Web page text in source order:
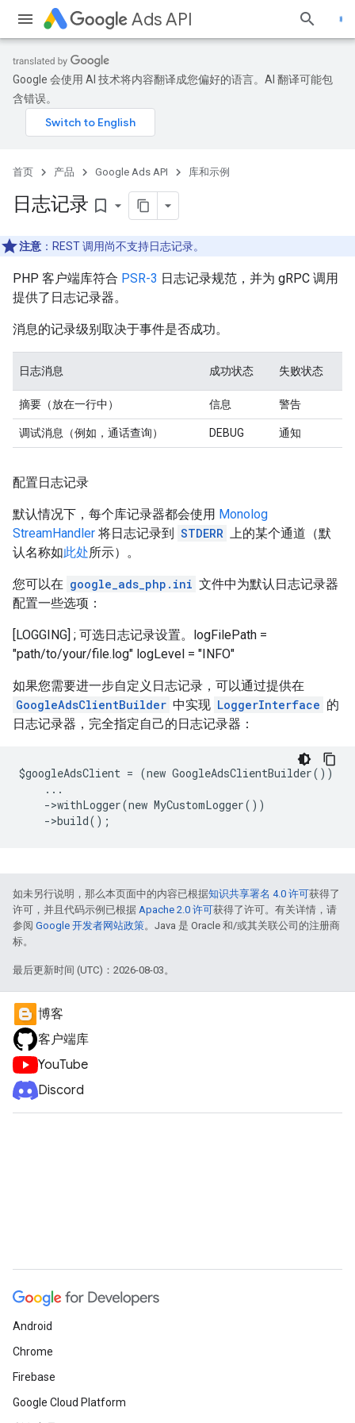
Ads API
Google 会使用 AI 技术将内容翻译成您偏好的语言。AI 翻译可能包
含错误。
首页 产品 Google Ads API 库和示例
日志记录 bookmark_border
注意 ：REST 调用尚不支持日志记录。
PHP 客户端库符合 PSR-3 日志记录规范，并为 gRPC 调用
提供了日志记录器。
消息的记录级别取决于事件是否成功。
日志消息 成功状态 失败状态
摘要（放在一行中） 信息 警告
调试消息（例如，通话查询） DEBUG 通知
配置日志记录
默认情况下，每个库记录器都会使用 Monolog
StreamHandler 将日志记录到 STDERR 上的某个通道（默
认名称如此处所示）。
您可以在 google_ads_php.ini 文件中为默认日志记录器
配置一些选项：
[LOGGING] ; 可选日志记录设置。logFilePath =
"path/to/your/file.log" logLevel = "INFO"
如果您需要进一步自定义日志记录，可以通过提供在
GoogleAdsClientBuilder 中实现 LoggerInterface 的
日志记录器，完全指定自己的日志记录器：
$googleAdsClient = (new GoogleAdsClientBuilder())
    ...
    ->withLogger(new MyCustomLogger())
    ->build();
如未另行说明，那么本页面中的内容已根据知识共享署名 4.0 许可获得了
许可，并且代码示例已根据 Apache 2.0 许可获得了许可。有关详情，请
参阅 Google 开发者网站政策。Java 是 Oracle 和/或其关联公司的注册商
标。
最后更新时间 (UTC)：2026-08-03。
博客
客户端库
YouTube
Discord
Android
Chrome
Firebase
Google Cloud Platform